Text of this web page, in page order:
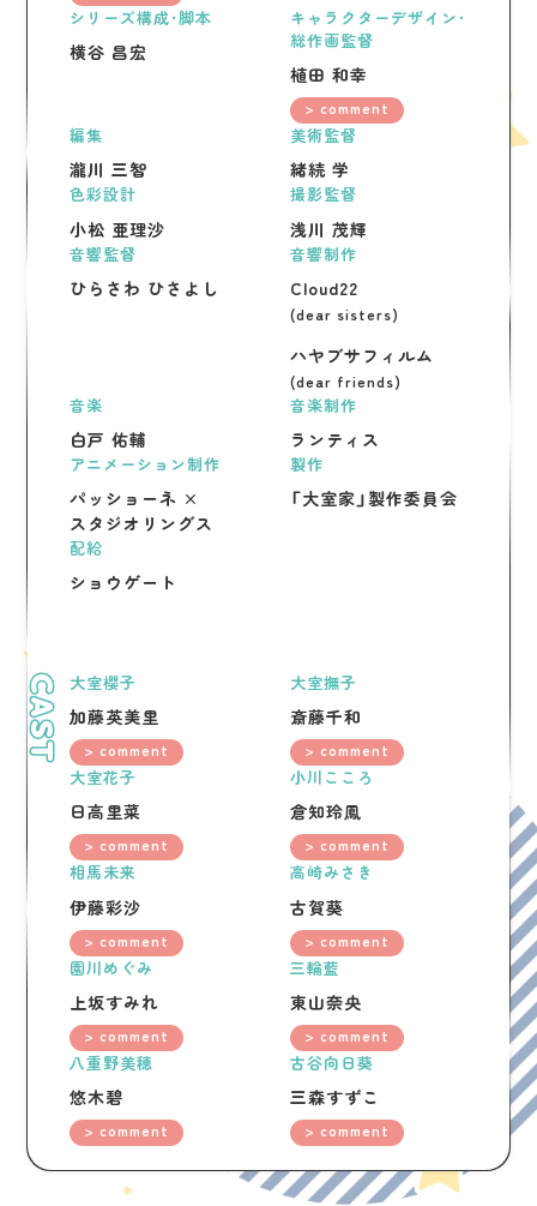
シリーズ構成・脚本
横谷 昌宏
キャラクターデザイン・
総作画監督
植田 和幸
> comment
編集
瀧川 三智
美術監督
緒続 学
色彩設計
小松 亜理沙
撮影監督
浅川 茂輝
音響監督
ひらさわ ひさよし
音響制作
Cloud22
(dear sisters)
ハヤブサフィルム
(dear friends)
音楽
白戸 佑輔
音楽制作
ランティス
アニメーション制作
パッショーネ ×
スタジオリングス
製作
「大室家」製作委員会
配給
ショウゲート
CAST 大室櫻子
加藤英美里
> comment
大室撫子
斎藤千和
> comment
大室花子
日高里菜
> comment
小川こころ
倉知玲鳳
> comment
相馬未来
伊藤彩沙
> comment
高崎みさき
古賀葵
> comment
園川めぐみ
上坂すみれ
> comment
三輪藍
東山奈央
> comment
八重野美穂
悠木碧
> comment
古谷向日葵
三森すずこ
> comment